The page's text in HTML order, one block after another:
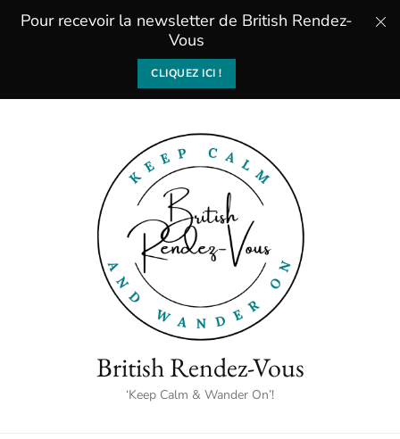
Pour recevoir la newsletter de British Rendez-
Vous
CLIQUEZ ICI !
British Rendez-Vous
‘Keep Calm & Wander On’!